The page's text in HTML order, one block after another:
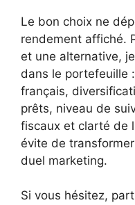
Le bon choix ne
rendement affiché.
et une alternative,
dans le portefeuille
français,
prêts, niveau de
fiscaux et clarté de
évite de
duel marketing.
Si vous hésitez,